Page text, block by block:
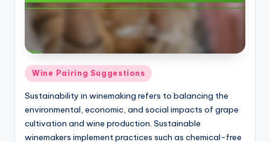
Posted
in
Wine Pairing Suggestions
Sustainability in winemaking refers to balancing the
environmental, economic, and social impacts of grape
cultivation and wine production. Sustainable
winemakers implement practices such as chemical-free